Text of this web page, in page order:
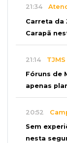
21:34
Carreta da
Carapã
21:14 TJMS
Fóruns de
apenas
20:52
Sem
nesta